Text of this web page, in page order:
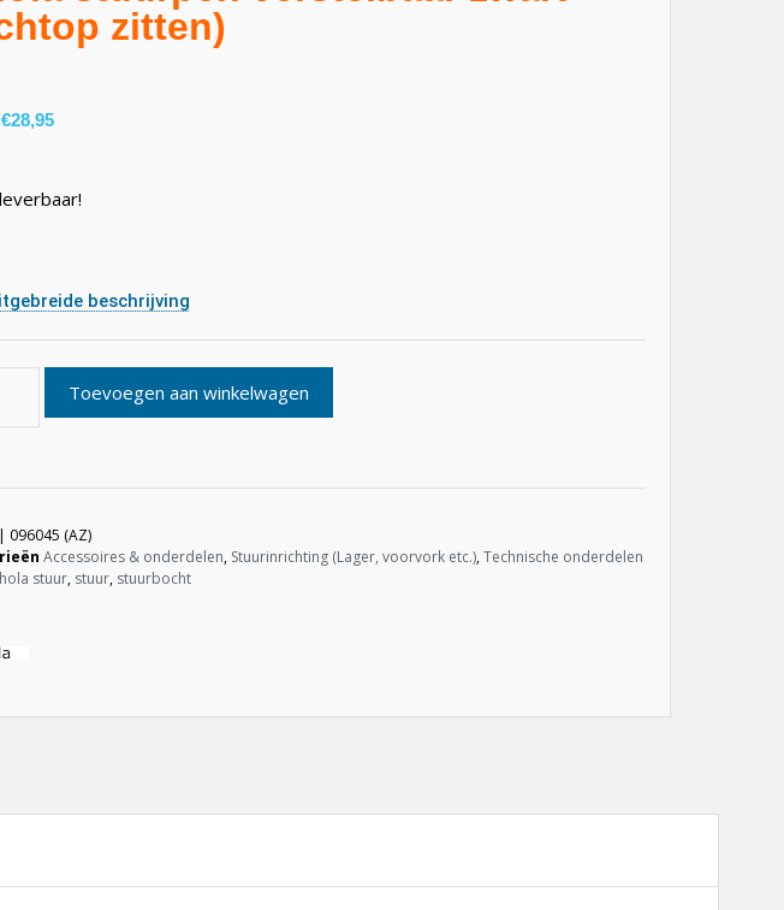
zitten)
€28,95
beschrijving
Toevoegen aan winkelwagen
096045 (AZ)
Accessoires & onderdelen, Stuurinrichting (Lager, voorvork etc.),Technische onderdelen
stuur, stuur, stuurbocht